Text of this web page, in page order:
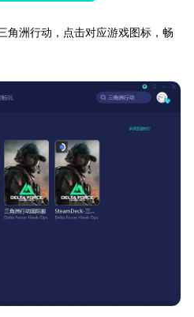
角洲行动，点击对应游戏图标，畅